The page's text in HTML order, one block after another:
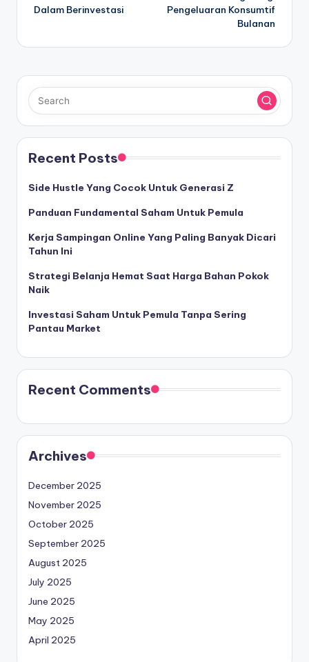
Dalam Berinvestasi
Pengeluaran Konsumtif
Bulanan
Recent Posts
Side Hustle Yang Cocok Untuk Generasi Z
Panduan Fundamental Saham Untuk Pemula
Kerja Sampingan Online Yang Paling Banyak Dicari
Tahun Ini
Strategi Belanja Hemat Saat Harga Bahan Pokok
Naik
Investasi Saham Untuk Pemula Tanpa Sering
Pantau Market
Recent Comments
Archives
December 2025
November 2025
October 2025
September 2025
August 2025
July 2025
June 2025
May 2025
April 2025